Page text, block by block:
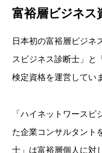
富裕層ビジネス
日本初の富裕層ビジネ
スビジネス診断士」と
検定資格を運営してい
「ハイネットワース
た企業コンサルタント
士」は富裕層個人に対